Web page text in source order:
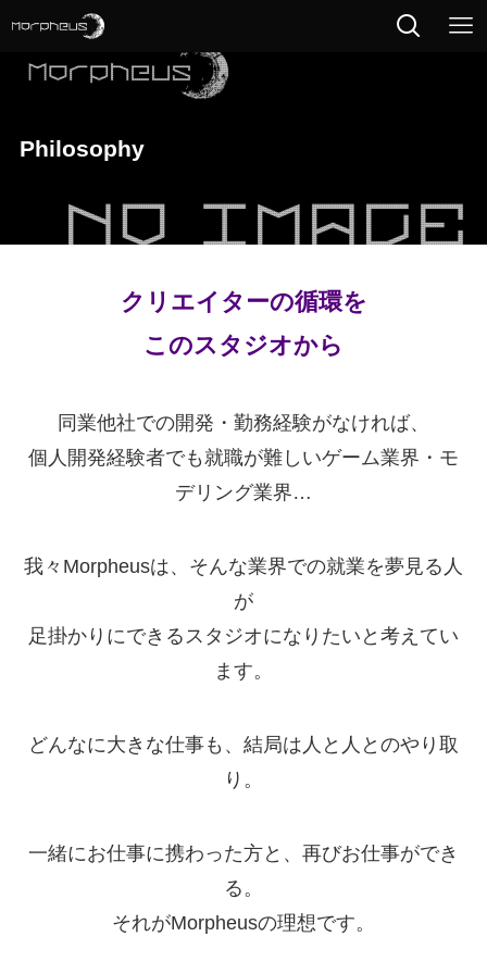
Philosophy
クリエイターの循環を
このスタジオから
同業他社での開発・勤務経験がなければ、
個人開発経験者でも就職が難しいゲーム業界・モ
デリング業界…
我々Morpheusは、そんな業界での就業を夢見る人
が
足掛かりにできるスタジオになりたいと考えてい
ます。
どんなに大きな仕事も、結局は人と人とのやり取
り。
一緒にお仕事に携わった方と、再びお仕事ができ
る。
それがMorpheusの理想です。